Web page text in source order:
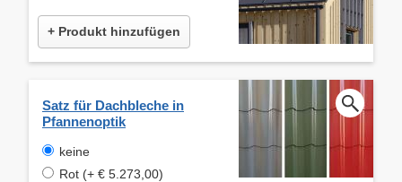
+ Produkt hinzufügen
Satz für Dachbleche in
Pfannenoptik
keine
Rot (+ € 5.273,00)